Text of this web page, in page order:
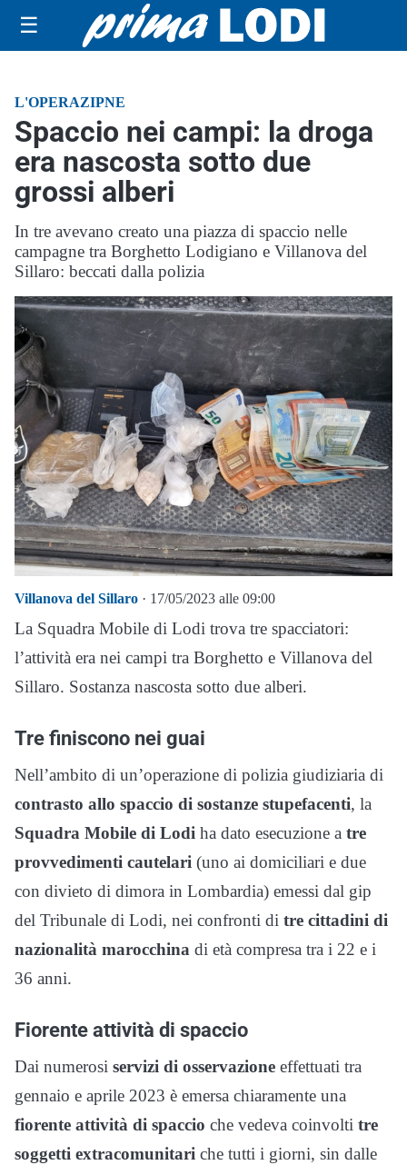
☰
L'OPERAZIPNE
Spaccio nei campi: la droga
era nascosta sotto due
grossi alberi
In tre avevano creato una piazza di spaccio nelle
campagne tra Borghetto Lodigiano e Villanova del
Sillaro: beccati dalla polizia
Villanova del Sillaro · 17/05/2023 alle 09:00
La Squadra Mobile di Lodi trova tre spacciatori:
l’attività era nei campi tra Borghetto e Villanova del
Sillaro. Sostanza nascosta sotto due alberi.
Tre finiscono nei guai
Nell’ambito di un’operazione di polizia giudiziaria di
contrasto allo spaccio di sostanze stupefacenti, la
Squadra Mobile di Lodi ha dato esecuzione a tre
provvedimenti cautelari (uno ai domiciliari e due
con divieto di dimora in Lombardia) emessi dal gip
del Tribunale di Lodi, nei confronti di tre cittadini di
nazionalità marocchina di età compresa tra i 22 e i
36 anni.
Fiorente attività di spaccio
Dai numerosi servizi di osservazione effettuati tra
gennaio e aprile 2023 è emersa chiaramente una
fiorente attività di spaccio che vedeva coinvolti tre
soggetti extracomunitari che tutti i giorni, sin dalle